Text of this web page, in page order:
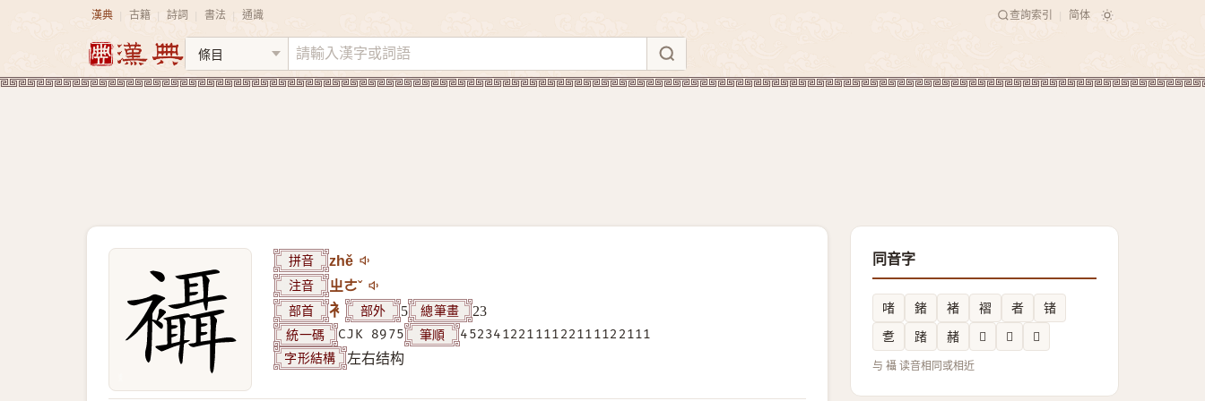
漢典 古籍 詩詞 書法 通識 查詢索引 简体
拼音 zhě
注音 ㄓㄜˇ
部首 衤 部外 5 總筆畫 23
統一碼 CJK 8975 筆順 45234122111122111122111
字形結構 左右结构
同音字
啫 鍺 褚 褶 者
锗
乽
踷 赭 𩜼 𪟈 𤗡
与 襵 读音相同或相近